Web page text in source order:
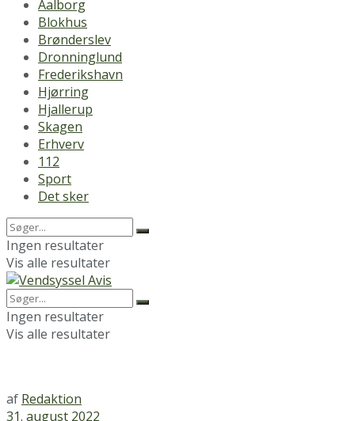
Aalborg
Blokhus
Brønderslev
Dronninglund
Frederikshavn
Hjørring
Hjallerup
Skagen
Erhverv
112
Sport
Det sker
Ingen resultater
Vis alle resultater
Ingen resultater
Vis alle resultater
af Redaktion
31. august 2022